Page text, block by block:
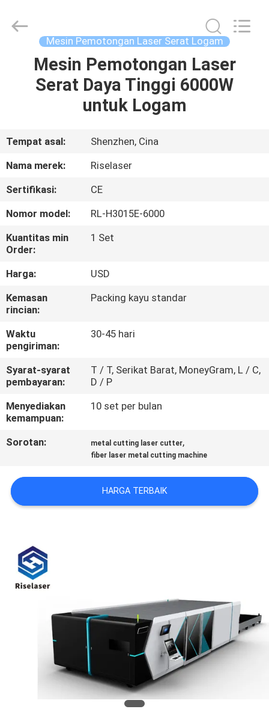
RUMAH
PERTUNJUKAN
VR
TENTANG
KAMI
TUR
PABRIK
KONTROL
KUALITAS
HUBUNGI
PERMINTAAN
PENAWARAN
РУССКИЙ
САЙТ
SITEMAP
PRIVACY
POLICY
Technology
Mesin Pemotongan Laser Serat Logam
Mesin Pemotongan Laser
Serat Daya Tinggi 6000W
untuk Logam
Tempat asal:
Shenzhen, Cina
Nama merek:
Riselaser
Sertifikasi:
CE
Nomor model:
RL-H3015E-6000
Kuantitas min
Order:
1 Set
Harga:
USD
Kemasan
rincian:
Packing kayu standar
Waktu
pengiriman:
30-45 hari
Syarat-syarat
pembayaran:
T / T, Serikat Barat, MoneyGram, L / C,
D / P
Menyediakan
kemampuan:
10 set per bulan
Sorotan: metal cutting laser cutter,
fiber laser metal cutting machine
HARGA TERBAIK